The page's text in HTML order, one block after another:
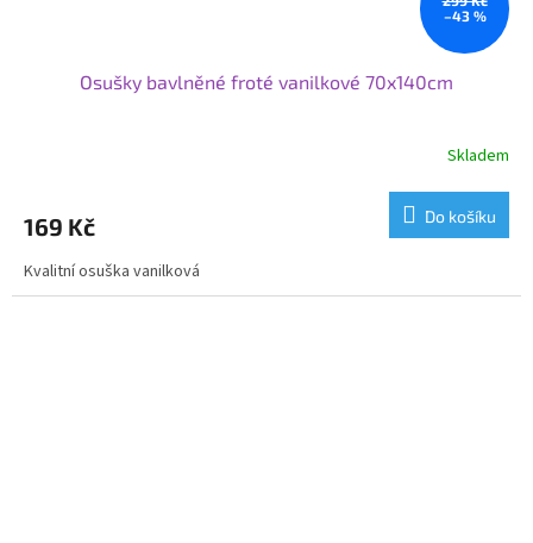
–43 %
Osušky bavlněné froté vanilkové 70x140cm
Skladem
169 Kč Do košíku
Kvalitní osuška vanilková